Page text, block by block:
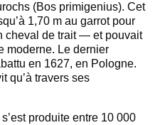
(Bos primigenius). Cet
1,70 m au garrot pour
cheval de trait — et pouvait
moderne. Le dernier
en 1627, en Pologne.
qu’à travers ses
produite entre 10 000